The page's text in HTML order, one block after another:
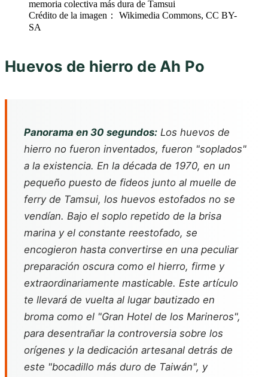
Crédito de la imagen： Wikimedia Commons, CC BY-
SA
Huevos de hierro de Ah Po
Panorama en 30 segundos: Los huevos de
hierro no fueron inventados, fueron "soplados"
a la existencia. En la década de 1970, en un
pequeño puesto de fideos junto al muelle de
ferry de Tamsui, los huevos estofados no se
vendían. Bajo el soplo repetido de la brisa
marina y el constante reestofado, se
encogieron hasta convertirse en una peculiar
preparación oscura como el hierro, firme y
extraordinariamente masticable. Este artículo
te llevará de vuelta al lugar bautizado en
broma como el "Gran Hotel de los Marineros",
para desentrañar la controversia sobre los
orígenes y la dedicación artesanal detrás de
este "bocadillo más duro de Taiwán", y